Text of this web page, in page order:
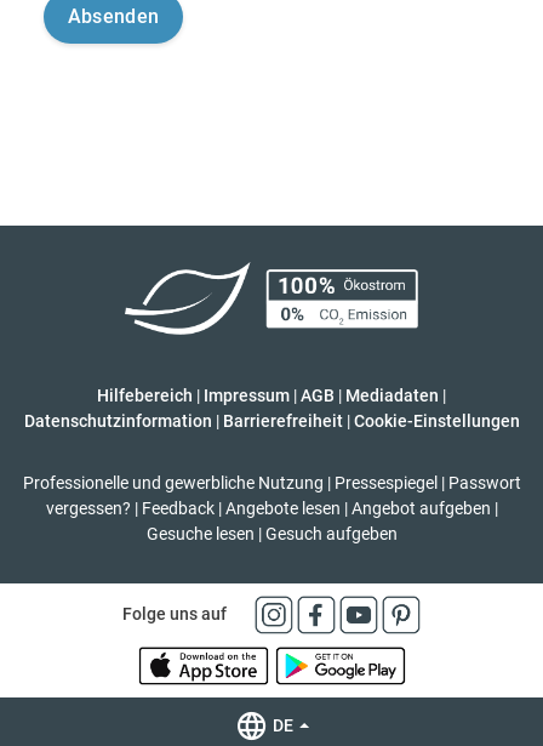
Hilfebereich | Impressum |AGB | Mediadaten |
Datenschutzinformation | Barrierefreiheit | Cookie-Einstellungen
Professionelle und gewerbliche Nutzung | Pressespiegel | Passwort
vergessen? | Feedback | Angebote lesen | Angebot aufgeben |
Gesuche lesen | Gesuch aufgeben
Folge uns auf
DE